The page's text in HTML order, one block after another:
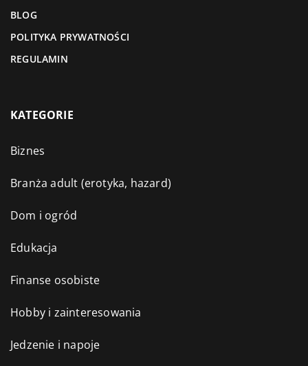
BLOG
POLITYKA PRYWATNOŚCI
REGULAMIN
KATEGORIE
Biznes
Branża adult (erotyka, hazard)
Dom i ogród
Edukacja
Finanse osobiste
Hobby i zainteresowania
Jedzenie i napoje